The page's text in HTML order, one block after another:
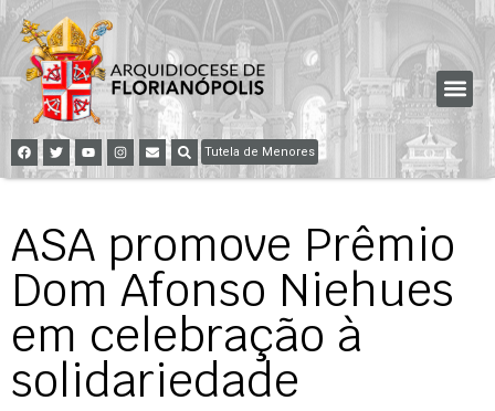
Tutela de Menores
ASA promove Prêmio
Dom Afonso Niehues
em celebração à
solidariedade